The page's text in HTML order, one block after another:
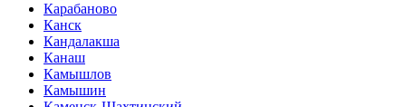
Карабаново
Канск
Кандалакша
Канаш
Камышлов
Камышин